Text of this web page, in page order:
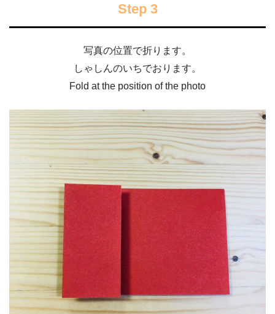
Step 3
写真の位置で折ります。
しゃしんのいちでおります。
Fold at the position of the photo